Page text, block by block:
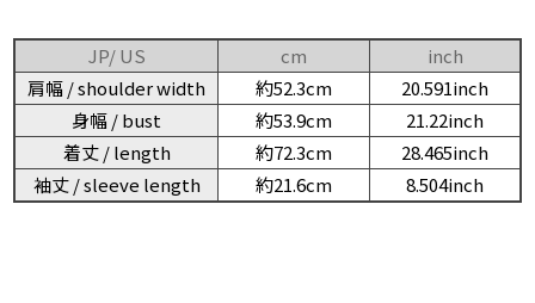
JP/ US cm
inch
肩幅 / shoulder width
約52.3cm
20.591inch
身幅 / bust
約53.9cm
21.22inch
着丈 / length
約72.3cm
28.465inch
袖丈 / sleeve length
約21.6cm 8.504inch